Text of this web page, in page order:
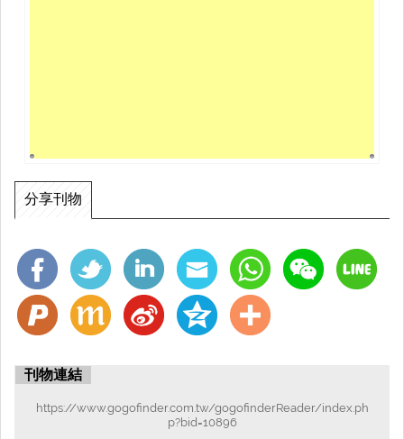
分享刊物
刊物連結
https://www.gogofinder.com.tw/gogofinderReader/index.ph
p?bid=10896